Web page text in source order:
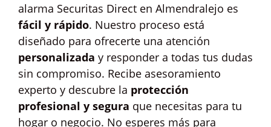
alarma Securitas Direct en Almendralejo es
fácil y rápido. Nuestro proceso está
diseñado para ofrecerte una atención
personalizada y responder a todas tus dudas
sin compromiso. Recibe asesoramiento
experto y descubre la protección
profesional y segura que necesitas para tu
hogar o negocio. No esperes más para